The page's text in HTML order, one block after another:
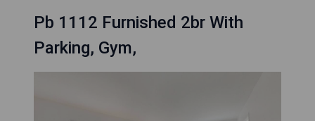
Pb 1112 Furnished 2br With
Parking, Gym,